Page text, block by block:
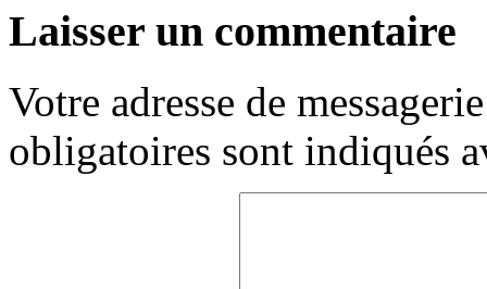
Laisser un commentaire
Votre adresse de
obligatoires sont indiqués